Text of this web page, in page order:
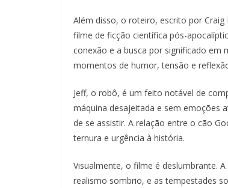
Além disso, o roteiro, escrito por Craig
filme de ficção científica pós-
conexão e a busca por significado em
momentos de humor, tensão e
Jeff, o robô, é um feito notável de
máquina desajeitada e sem emoções
de se assistir. A relação entre o cão
ternura e urgência à história.
Visualmente, o filme é deslumbrante.
realismo sombrio, e as tempestades